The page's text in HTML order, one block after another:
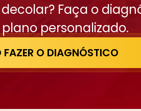
Faça o
personalizado.
FAZER O DIAGNÓSTICO